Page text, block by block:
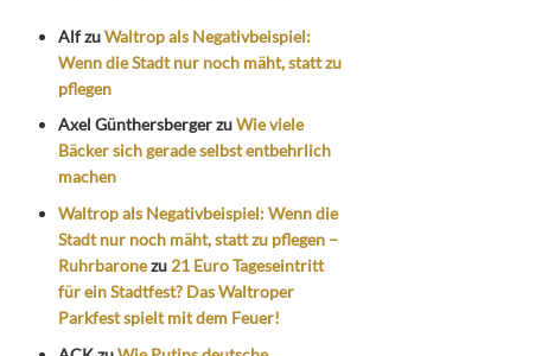
AlfzuWaltrop als Negativbeispiel:
Wenn die Stadt nur noch mäht, statt zu
pflegen
Axel GünthersbergerzuWie viele
Bäcker sich gerade selbst entbehrlich
machen
Waltrop als Negativbeispiel: Wenn die
Stadt nur noch mäht, statt zu pflegen –
Ruhrbaronezu 21 Euro Tageseintritt
für ein Stadtfest? Das Waltroper
Parkfest spielt mit dem Feuer!